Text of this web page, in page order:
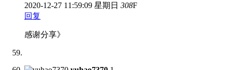
2020-12-27 11:59:09 星期日 308F
回复
感谢分享》